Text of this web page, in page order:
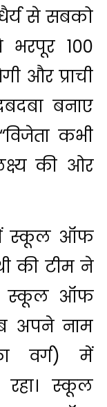
से सबको
भरपूर 100
और प्राची
बनाए
कभी
की ओर
स्कूल ऑफ
की टीम ने
स्कूल ऑफ
अपने नाम
वर्ग) में
स्कूल